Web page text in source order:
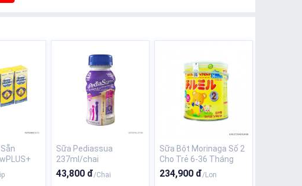
Đề
Sữa Pediassua
237ml/chai
43,800 đ/Chai
Sữa Bột Morinaga Số 2
Cho Trẻ 6-36 Tháng
320Gr
234,900 đ/Lon